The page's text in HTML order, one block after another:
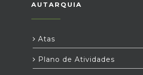
AUTARQUIA
Atas
Plano de Atividades